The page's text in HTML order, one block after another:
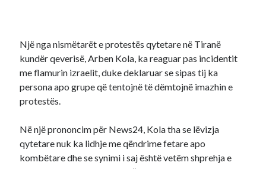
Një nga nismëtarët e protestës qytetare në Tiranë
kundër qeverisë, Arben Kola, ka reaguar pas incidentit
me flamurin izraelit, duke deklaruar se sipas tij ka
persona apo grupe që tentojnë të dëmtojnë imazhin e
protestës.
Në një prononcim për News24, Kola tha se lëvizja
qytetare nuk ka lidhje me qëndrime fetare apo
kombëtare dhe se synimi i saj është vetëm shprehja e